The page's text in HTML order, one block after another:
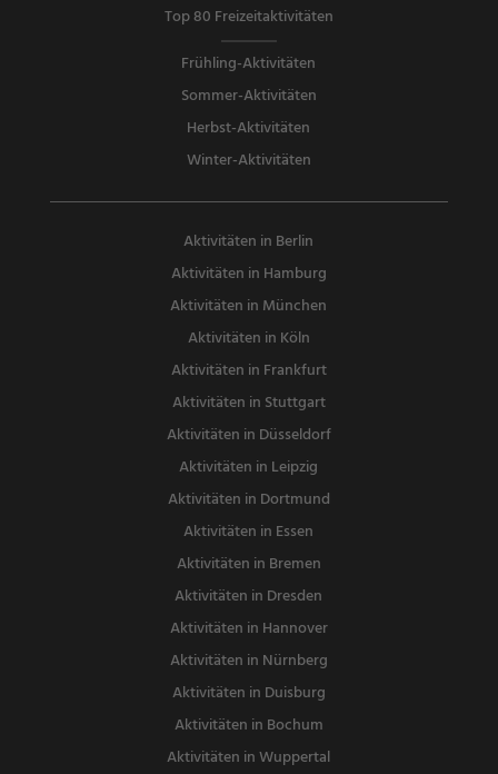
Top 80 Freizeitaktivitäten
Frühling-Aktivitäten
Sommer-Aktivitäten
Herbst-Aktivitäten
Winter-Aktivitäten
Aktivitäten in Berlin
Aktivitäten in Hamburg
Aktivitäten in München
Aktivitäten in Köln
Aktivitäten in Frankfurt
Aktivitäten in Stuttgart
Aktivitäten in Düsseldorf
Aktivitäten in Leipzig
Aktivitäten in Dortmund
Aktivitäten in Essen
Aktivitäten in Bremen
Aktivitäten in Dresden
Aktivitäten in Hannover
Aktivitäten in Nürnberg
Aktivitäten in Duisburg
Aktivitäten in Bochum
Aktivitäten in Wuppertal